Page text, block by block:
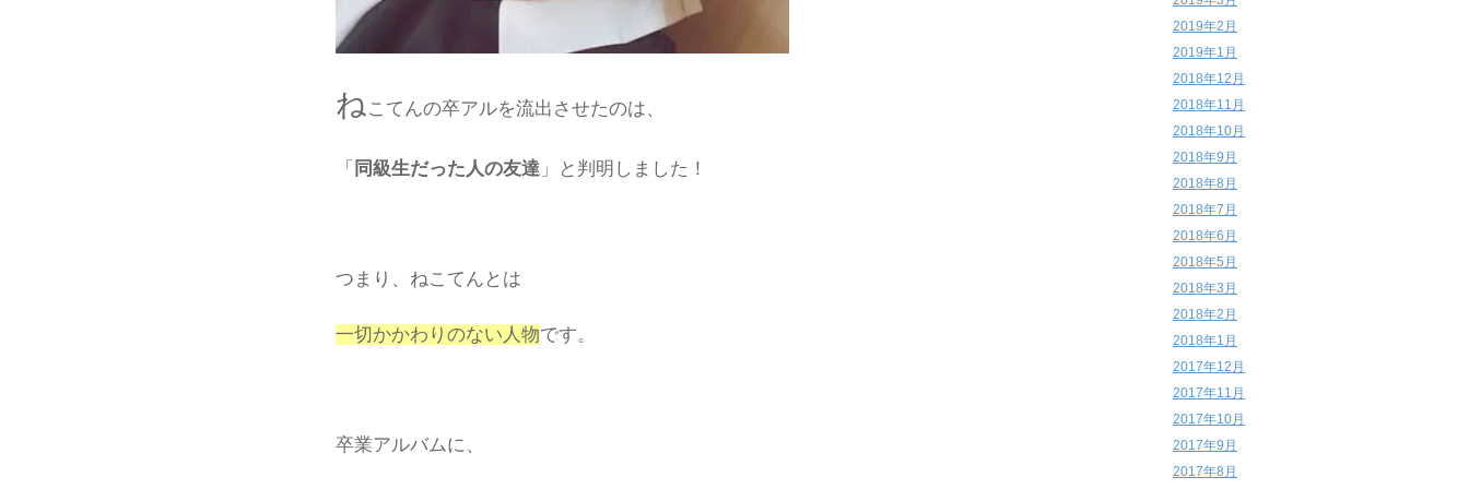
ね こてんの卒アルを流出させたのは、
「 同級生だった人の友達 」と判明しました！
つまり、ねこてんとは
一切かかわりのない人物です。
卒業アルバムに、
2019年2月
2019年1月
2018年12月
2018年11月
2018年10月
2018年9月
2018年8月
2018年7月
2018年6月
2018年5月
2018年3月
2018年2月
2018年1月
2017年12月
2017年11月
2017年10月
2017年9月
2017年8月